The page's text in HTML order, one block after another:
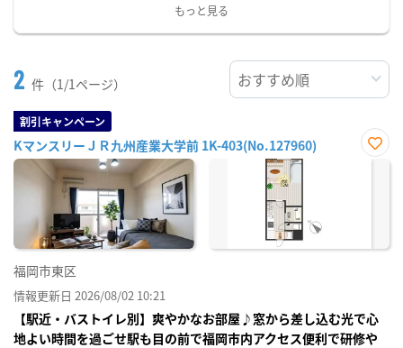
もっと見る
2 件（1/1ページ）
割引キャンペーン
KマンスリーＪＲ九州産業大学前 1K-403(No.127960)
お気
福岡市東区
情報更新日 2026/08/02 10:21
【駅近・バストイレ別】爽やかなお部屋♪窓から差し込む光で心
地よい時間を過ごせ駅も目の前で福岡市内アクセス便利で研修や